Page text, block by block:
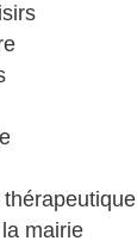
mairie